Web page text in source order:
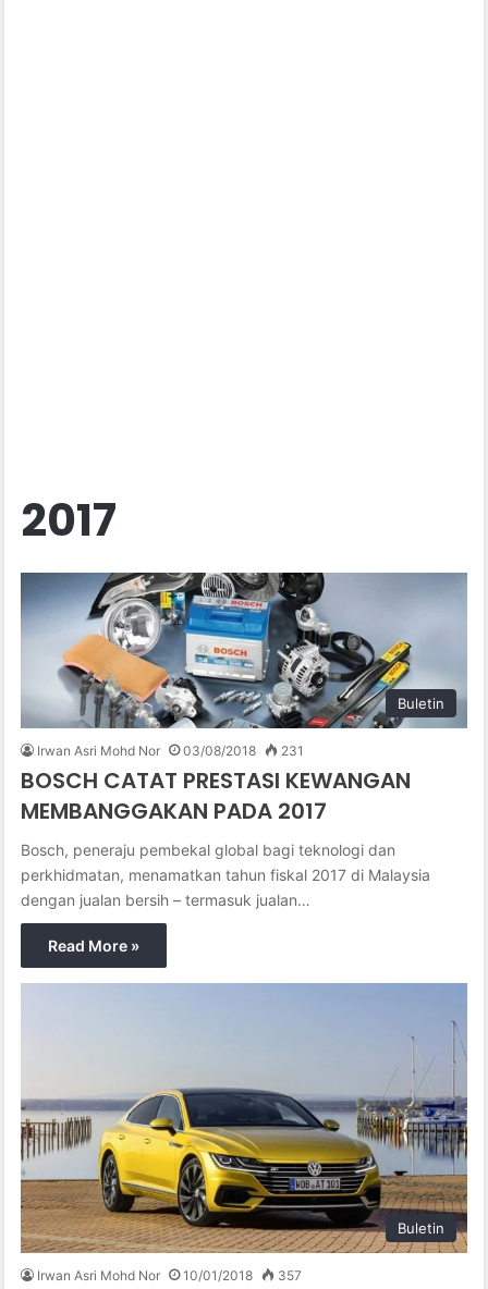
2017
Buletin
Irwan Asri Mohd Nor 03/08/2018 231
BOSCH CATAT PRESTASI KEWANGAN
MEMBANGGAKAN PADA 2017
Bosch, peneraju pembekal global bagi teknologi dan
perkhidmatan, menamatkan tahun fiskal 2017 di Malaysia
dengan jualan bersih – termasuk jualan…
Read More »
Buletin
Irwan Asri Mohd Nor 10/01/2018 357